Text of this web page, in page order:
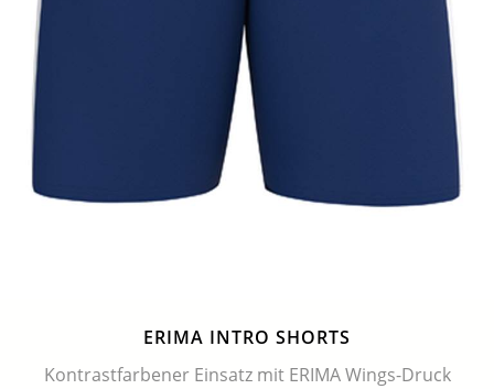
ERIMA INTRO SHORTS
Kontrastfarbener Einsatz mit ERIMA Wings-Druck